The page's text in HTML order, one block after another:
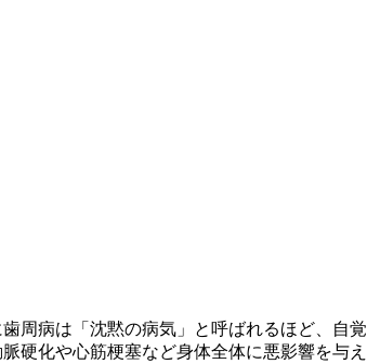
周病は「沈黙の病気」と呼ばれるほど、自覚
硬化や心筋梗塞など身体全体に悪影響を与え